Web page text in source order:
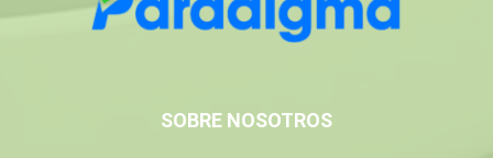
SOBRE NOSOTROS